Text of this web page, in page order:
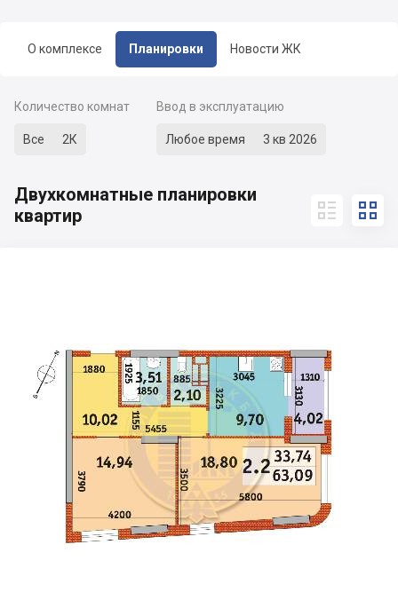
О комплексе Планировки Новости ЖК
Количество комнат
Все 2К
Ввод в эксплуатацию
Любое время 3 кв 2026
Двухкомнатные планировки
квартир
 